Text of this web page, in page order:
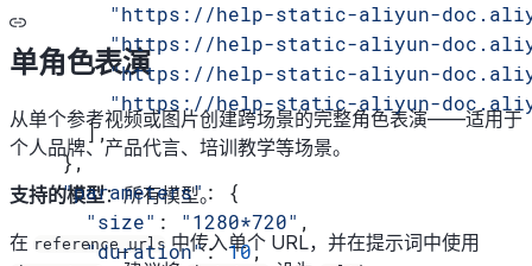
"https://help-static-aliyun-
"https://help-static-aliyun-
"https://help-static-aliyun-
"https://help-static-aliyun-
    ],
  },
  "parameters"
: {
    "size"
: "1280*720" ,
    "duration"
: 10,
单角色表演
从单个参考视频或图片创建跨场景的完整角色表演——适用于
个人品牌、产品代言、培训教学等场景。
支持的模型：所有模型。
在 reference_urls 中传入单个 URL，并在提示词中使用